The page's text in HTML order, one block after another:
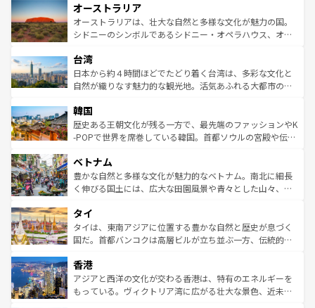
部のニューオーリンズでは、音楽と美食が融合した独特の
文化が魅力。旅行者はアメリカの各地域で異なる魅力を楽
しみながら、その多様性と豊かな歴史を感じることができ
ならではの贅沢な旅のスタイルだ。 なお、新着のアメリカ
情報はコンテンツ一覧を参照してほしい。
ワイ島は見逃せない。また、定番の観光地といえばオアフ
島だが、静かな自然を求めるならマウイ島やカウアイ島が
おすすめ。エメラルドグリーンに輝く海をはじめ、豊かな
れるおもてなしの心で訪れる人々を迎えてくれるハワイの
人々、おいしいローカルフードやハワイアンミュージッ
ク、伝統的なフラダンスなど、すべてがハワイの魅力を彩
ワイを、存分に味わってほしい。 なお、新着のハワイ情報
はコンテンツ一覧を参照してほしい。
オーストラリア
オーストラリアは、壮大な自然と多様な文化が魅力の国。
シドニーのシンボルであるシドニー・オペラハウス、オー
リアリーフや大陸中央部にそびえるウルル（エアーズロッ
ク）、タスマニアの美しい原生林やケアンズの熱帯雨林な
ど、見どころがたくさん。また、カフェやワイン、オージ
いる。アクティビティも充実しており、サーフィンやダイ
ビング、ハイキングなど、アウトドア好きにはたまらな
い。オーストラリアの多彩な魅力を存分に味わいつくそ
参照してほしい。
台湾
日本から約４時間ほどでたどり着く台湾は、多彩な文化と
自然が織りなす魅力的な観光地。活気あふれる大都市の台
ン）、静ひつな山岳地帯である台湾東部など、都市の喧騒
と山間の静けさが共存しており、訪れる人に新しい発見と
驚きをもたらしてくれる。また、奥深い台湾の食文化も魅
容にもいいと評判のスイーツなど、バラエティ豊かな料理
が味わえる。 なお、新着の台湾情報は コンテンツ一覧を参
照してほしい。
韓国
歴史ある王朝文化が残る一方で、最先端のファッションやK
-POPで世界を席巻している韓国。首都ソウルの宮殿や伝統
き、地方に足を延ばせば四季折々の自然美を楽しむことが
できる。そして、キムチや焼肉、絶品のストリートフード
まで、さまざまな韓国料理が待っている。夜には、韓国な
リティに包まれながら、韓国の多彩な魅力を心ゆくまで味
わってみてほしい。 なお、新着の韓国情報はコンテンツ一
覧を参照してほしい。
ベトナム
豊かな自然と多様な文化が魅力的なベトナム。南北に細長
く伸びる国土には、広大な田園風景や青々とした山々、世
急速な発展と共に伝統が息づく。ハノイの古い町並みやホ
ーチミン市のフランス統治時代の建物も、独特の雰囲気を
醸し出している。また、バラエティの豊かさとおいしさで
とつ。フォーやバインミー、ベトナムコーヒーなどは、ぜ
ひ現地で味わいたい。どの地域を訪れてもあたたかい人々
が旅行者を迎えてくれるので、きっと忘れられない旅にな
タイ
タイは、東南アジアに位置する豊かな自然と歴史が息づく
国だ。首都バンコクは高層ビルが立ち並ぶ一方、伝統的な
の活気が交差している。北部ではチェンマイなどの山岳地
帯で自然と触れ合い、南部ではプーケットやクラビの美し
いビーチでリゾート気分を楽しむことができる。タイ料理
香港
アジアと西洋の文化が交わる香港は、特有のエネルギーを
もっている。ヴィクトリア湾に広がる壮大な景色、近未来